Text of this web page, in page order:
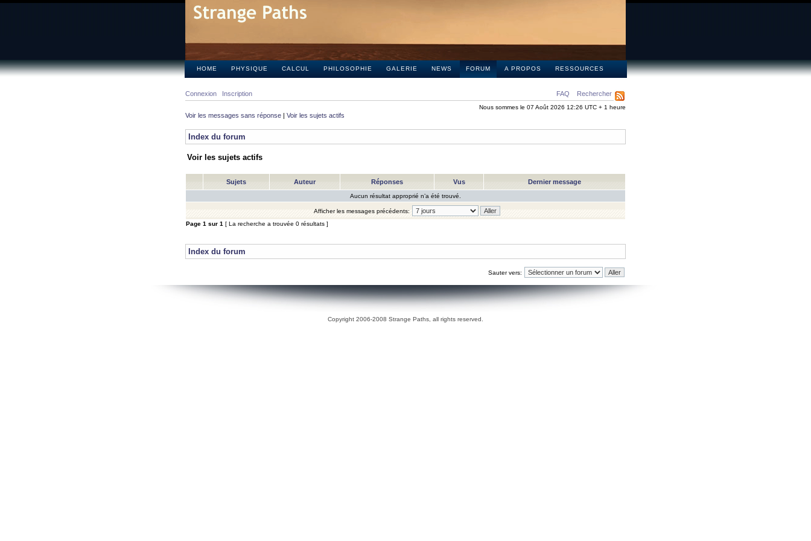
HOME PHYSIQUE CALCUL PHILOSOPHIE GALERIE NEWS FORUM A PROPOS RESSOURCES
FAQ Rechercher
Connexion Inscription
Nous sommes le 07 Août 2026 12:26 UTC + 1 heure
Voir les messages sans réponse | Voir les sujets actifs
Index du forum
Voir les sujets actifs
Sujets Auteur Réponses Vus Dernier message
Aucun résultat approprié n’a été trouvé.
Afficher les messages précédents:
Page 1 sur 1 [ La recherche a trouvée 0 résultats ]
Index du forum
Sauter vers:
Copyright 2006-2008 Strange Paths, all rights reserved.